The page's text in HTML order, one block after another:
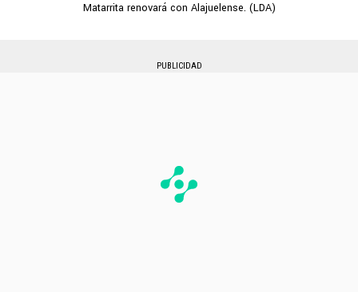
Matarrita renovará con Alajuelense. (LDA)
PUBLICIDAD